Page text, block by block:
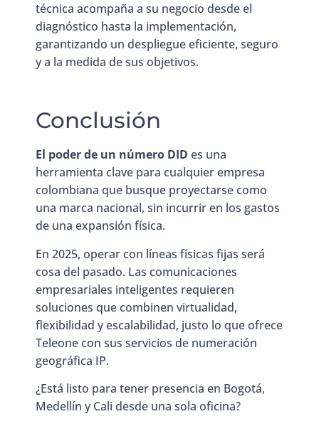
técnica acompaña a su negocio desde el
diagnóstico hasta la implementación,
garantizando un despliegue eficiente, seguro
y a la medida de sus objetivos.
Conclusión
El poder de un número DID es una
herramienta clave para cualquier empresa
colombiana que busque proyectarse como
una marca nacional, sin incurrir en los gastos
de una expansión física.
En 2025, operar con líneas físicas fijas será
cosa del pasado. Las comunicaciones
empresariales inteligentes requieren
soluciones que combinen virtualidad,
flexibilidad y escalabilidad, justo lo que ofrece
Teleone con sus servicios de numeración
geográfica IP.
¿Está listo para tener presencia en Bogotá,
Medellín y Cali desde una sola oficina?